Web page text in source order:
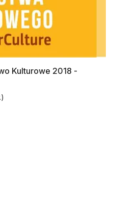
Kulturowe 2018 -